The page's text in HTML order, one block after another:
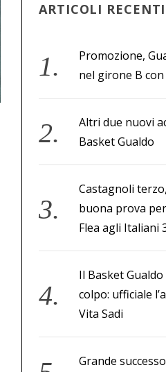
ARTICOLI RECENTI
Promozione,
nel girone B
Altri due nuovi
Basket Gualdo
Castagnoli
buona prova
Flea agli Italiani
Il Basket
colpo: ufficiale
Vita Sadi
Grande